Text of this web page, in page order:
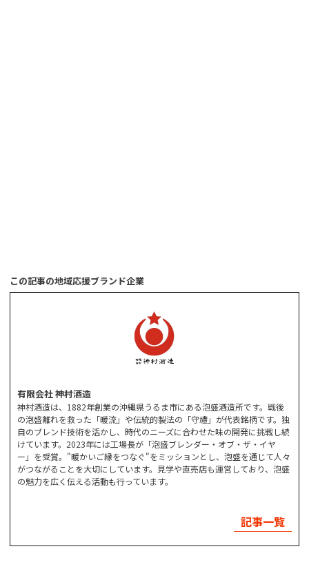
この記事の地域応援ブランド企業
有限会社 神村酒造
神村酒造は、1882年創業の沖縄県うるま市にある泡盛酒造所です。戦後
の泡盛離れを救った「暖流」や伝統的製法の「守禮」が代表銘柄です。独
自のブレンド技術を活かし、時代のニーズに合わせた味の開発に挑戦し続
けています。2023年には工場長が「泡盛ブレンダー・オブ・ザ・イヤ
ー」を受賞。"暖かいご縁をつなぐ"をミッションとし、泡盛を通じて人々
がつながることを大切にしています。見学や直売店も運営しており、泡盛
の魅力を広く伝える活動も行っています。
記事一覧